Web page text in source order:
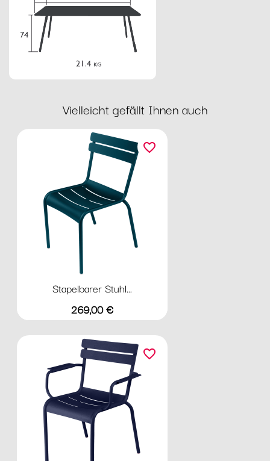
Vielleicht gefällt Ihnen auch
Stapelbarer Stuhl...
Preis
269,00 €
favorite_border
favorite_border